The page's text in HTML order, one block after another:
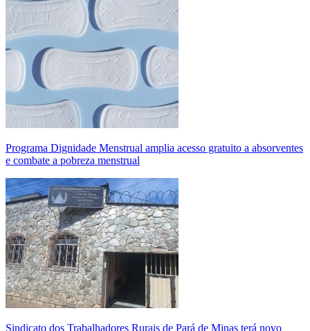
Programa Dignidade Menstrual amplia acesso gratuito a absorventes
e combate a pobreza menstrual
Sindicato dos Trabalhadores Rurais de Pará de Minas terá novo